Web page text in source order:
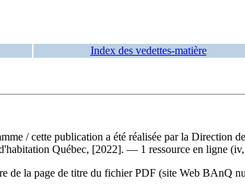
Index des vedettes-matière
/ cette publication a été réalisée par la Direction
Québec, [2022]. — 1 ressource en ligne (iv,
de la page de titre du fichier PDF (site Web BAnQ